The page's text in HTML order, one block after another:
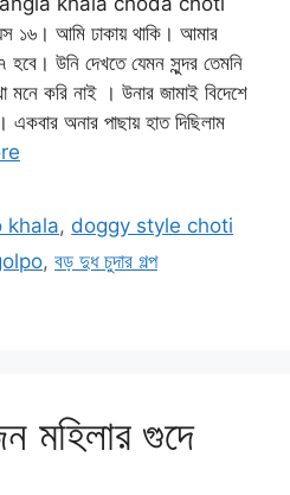
১৬। আমি ঢাকায় থাকি। আমার
উনি দেখতে যেমন সুন্দর তেমনি
মনে করি নাই । উনার জামাই বিদেশে
অনার পাছায় হাত দিছিলাম
khala, doggy style choti
, বড় দুধ চুদার গল্প
মহিলার গুদে